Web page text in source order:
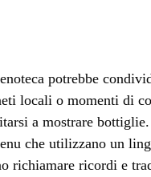
potrebbe
locali o momenti di
a mostrare
che utilizzano un
richiamare ricordi e